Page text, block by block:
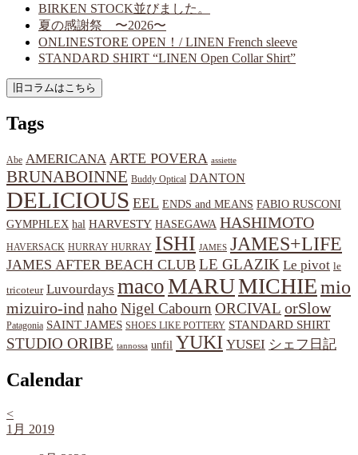
BIRKEN STOCK並びました。
夏の感謝祭 〜2026〜
ONLINESTORE OPEN！/ LINEN French sleeve
STANDARD SHIRT “LINEN Open Collar Shirt”
Tags
Abe AMERICANA ARTE POVERA assiette
BRUNABOINNE Buddy Optical DANTON
DELICIOUS EEL ENDS and MEANS FABIO RUSCONI
GYMPHLEX hal HARVESTY HASEGAWA HASHIMOTO
HAVERSACK HURRAY HURRAY ISHI JAMES JAMES+LIFE
JAMES AFTER BEACH CLUB LE GLAZIK Le pivot le
tricoteur Luvourdays macoMARUMICHIEmio
mizuiro-indnaho Nigel Cabourn ORCIVAL orSlow
Patagonia SAINT JAMES SHOES LIKE POTTERY STANDARD SHIRT
STUDIO ORIBE tannossa unfil YUKI YUSEI シェフ日記
Calendar
<
1月 2019